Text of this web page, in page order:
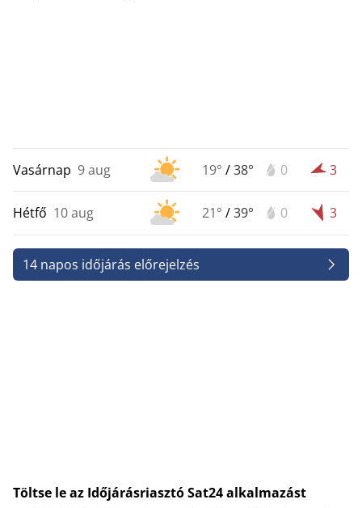
Vasárnap 9 aug 19° /38° 0 3
Hétfő 10 aug 21° /39° 0 3
14 napos időjárás előrejelzés
Töltse le az Időjárásriasztó Sat24 alkalmazást